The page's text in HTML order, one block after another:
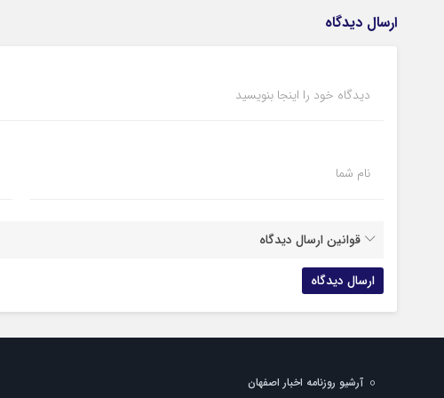
ارسال دیدگاه
دیدگاه خود را اینجا بنویسید
نام شما
قوانین ارسال دیدگاه
آرشیو روزنامه اخبار اصفهان